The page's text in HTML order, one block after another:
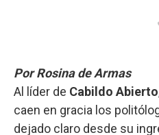
Por Rosina de Armas
Al líder de Cabildo Abierto
caen en gracia los
dejado claro desde su